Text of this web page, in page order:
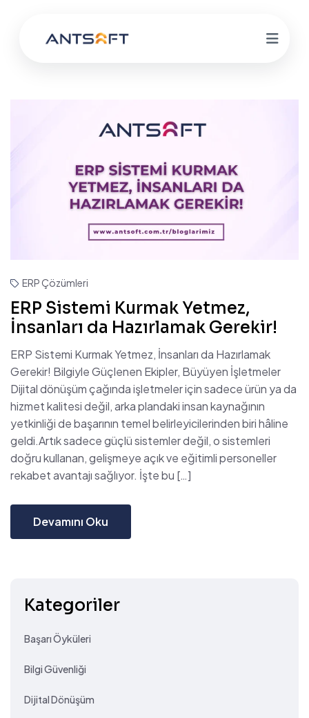
ERP Çözümleri
ERP Sistemi Kurmak Yetmez,
İnsanları da Hazırlamak Gerekir!
ERP Sistemi Kurmak Yetmez, İnsanları da Hazırlamak
Gerekir! Bilgiyle Güçlenen Ekipler, Büyüyen İşletmeler
Dijital dönüşüm çağında işletmeler için sadece ürün ya da
hizmet kalitesi değil, arka plandaki insan kaynağının
yetkinliği de başarının temel belirleyicilerinden biri hâline
geldi.Artık sadece güçlü sistemler değil, o sistemleri
doğru kullanan, gelişmeye açık ve eğitimli personeller
rekabet avantajı sağlıyor. İşte bu […]
Devamını Oku
Kategoriler
Başarı Öyküleri
Bilgi Güvenliği
Dijital Dönüşüm